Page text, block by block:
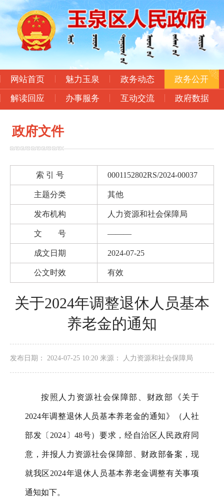
网站首页 魅力玉泉 政务动态 政务公开
解读回应 办事服务 互动交流 政府数据
政府文件
索 引 号 0001152802RS/2024-00037
主题分类 其他
发布机构 人力资源和社会保障局
文 号 ———
成文日期 2024-07-25
公文时效 有效
关于2024年调整退休人员基本
养老金的通知
发布日期： 2024-07-25 10:20 来源： 人力资源和社会保障局
按照人力资源社会保障部、财政部《关于
2024年调整退休人员基本养老金的通知》（人社
部发 〔 2024〕48号）要求，经自治区人民政府同
意，并报人力资源社会保障部、财政部备案，现
就我区2024年退休人员基本养老金调整有关事项
通知如下。